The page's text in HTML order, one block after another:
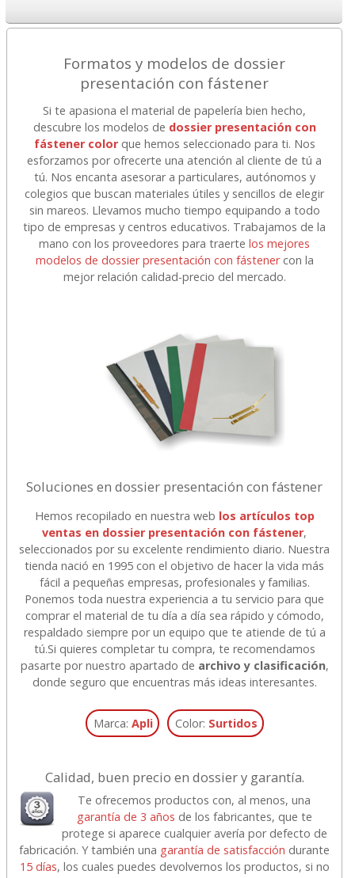
Formatos y modelos de dossier
presentación con fástener
Si te apasiona el material de papelería bien hecho,
descubre los modelos de dossier presentación con
fástener colorque hemos seleccionado para ti. Nos
esforzamos por ofrecerte una atención al cliente de tú a
tú. Nos encanta asesorar a particulares, autónomos y
colegios que buscan materiales útiles y sencillos de elegir
sin mareos. Llevamos mucho tiempo equipando a todo
tipo de empresas y centros educativos. Trabajamos de la
mano con los proveedores para traertelos mejores
modelos de dossier presentación con fástenercon la
mejor relación calidad-precio del mercado.
Soluciones en dossier presentación con fástener
Hemos recopilado en nuestra web los artículos top
ventas en dossier presentación con fástener,
seleccionados por su excelente rendimiento diario. Nuestra
tienda nació en 1995 con el objetivo de hacer la vida más
fácil a pequeñas empresas, profesionales y familias.
Ponemos toda nuestra experiencia a tu servicio para que
comprar el material de tu día a día sea rápido y cómodo,
respaldado siempre por un equipo que te atiende de tú a
tú.Si quieres completar tu compra, te recomendamos
pasarte por nuestro apartado de archivo y clasificación,
donde seguro que encuentras más ideas interesantes.
Marca: Apli Color: Surtidos
Calidad, buen precio en dossier y garantía.
Te ofrecemos productos con, al menos, una
garantía de 3 años de los fabricantes, que te
protege si aparece cualquier avería por defecto de
fabricación. Y también una garantía de satisfacción durante
15 días, los cuales puedes devolvernos los productos, si no